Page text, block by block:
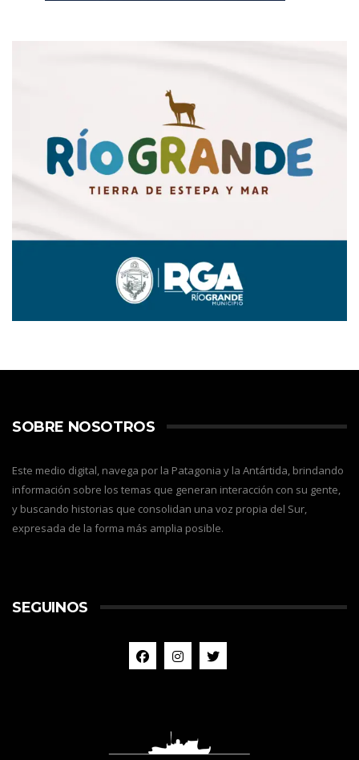
SOBRE NOSOTROS
Este medio digital, navega por la Patagonia y la Antártida, brindando
información sobre los temas que generan interacción con su gente,
y buscando historias que consolidan una voz propia del Sur,
expresada de la forma más amplia posible.
SEGUINOS